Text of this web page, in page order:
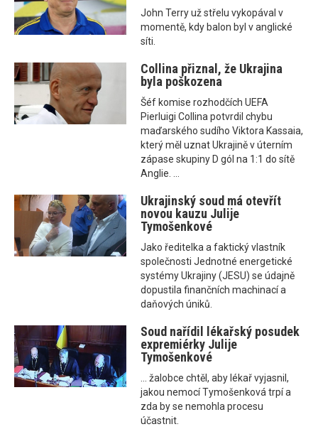
John Terry už střelu vykopával v
momentě, kdy balon byl v anglické
síti.
Collina přiznal, že Ukrajina
byla poškozena
Šéf komise rozhodčích UEFA
Pierluigi Collina potvrdil chybu
maďarského sudího Viktora Kassaia,
který měl uznat Ukrajině v úterním
zápase skupiny D gól na 1:1 do sítě
Anglie. ...
Ukrajinský soud má otevřít
novou kauzu Julije
Tymošenkové
Jako ředitelka a faktický vlastník
společnosti Jednotné energetické
systémy Ukrajiny (JESU) se údajně
dopustila finančních machinací a
daňových úniků.
Soud nařídil lékařský posudek
expremiérky Julije
Tymošenkové
... žalobce chtěl, aby lékař vyjasnil,
jakou nemocí Tymošenková trpí a
zda by se nemohla procesu
účastnit.